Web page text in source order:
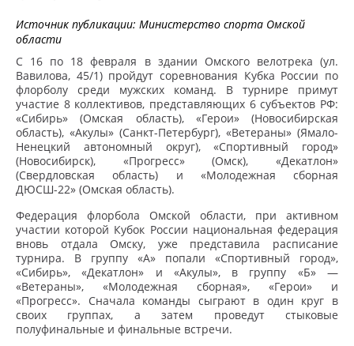
Источник публикации: Министерство спорта Омской
области
С 16 по 18 февраля в здании Омского велотрека (ул.
Вавилова, 45/1) пройдут соревнования Кубка России по
флорболу среди мужских команд. В турнире примут
участие 8 коллективов, представляющих 6 субъектов РФ:
«Сибирь» (Омская область), «Герои» (Новосибирская
область), «Акулы» (Санкт-Петербург), «Ветераны» (Ямало-
Ненецкий автономный округ), «Спортивный город»
(Новосибирск), «Прогресс» (Омск), «Декатлон»
(Свердловская область) и «Молодежная сборная
ДЮСШ-22» (Омская область).
Федерация флорбола Омской области, при активном
участии которой Кубок России национальная федерация
вновь отдала Омску, уже представила расписание
турнира. В группу «А» попали «Спортивный город»,
«Сибирь», «Декатлон» и «Акулы», в группу «Б» —
«Ветераны», «Молодежная сборная», «Герои» и
«Прогресс». Сначала команды сыграют в один круг в
своих группах, а затем проведут стыковые
полуфинальные и финальные встречи.